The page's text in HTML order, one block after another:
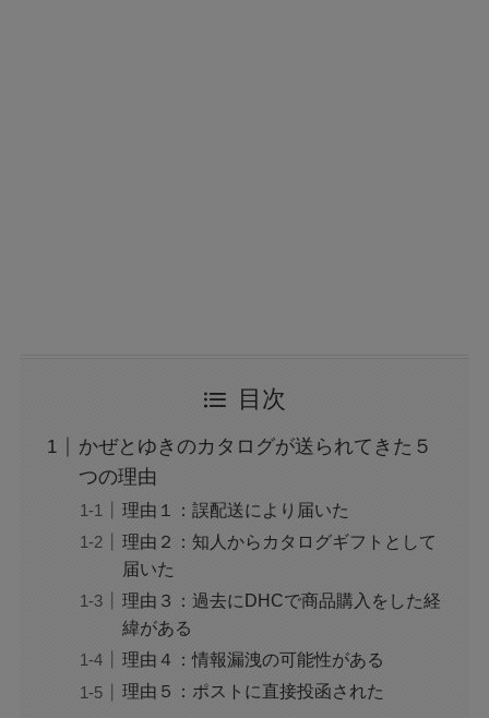
目次
かぜとゆきのカタログが送られてきた５
つの理由
理由１：誤配送により届いた
理由２：知人からカタログギフトとして
届いた
理由３：過去にDHCで商品購入をした経
緯がある
理由４：情報漏洩の可能性がある
理由５：ポストに直接投函された